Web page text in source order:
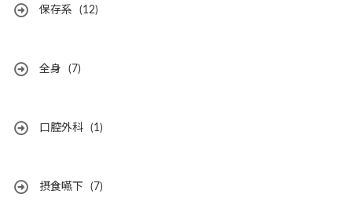
保存系 (12)
全身 (7)
口腔外科 (1)
摂食嚥下 (7)